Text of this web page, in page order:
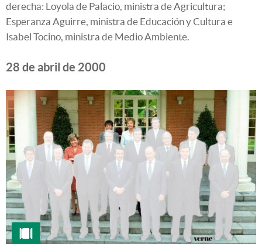
derecha: Loyola de Palacio, ministra de Agricultura;
Esperanza Aguirre, ministra de Educación y Cultura e
Isabel Tocino, ministra de Medio Ambiente.
28 de abril de 2000